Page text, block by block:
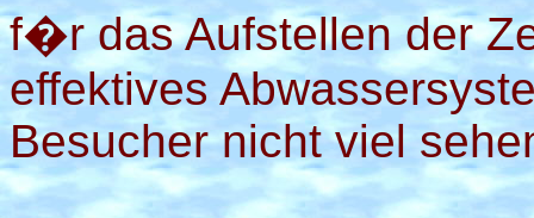
f�r das Aufstellen der
effektives
Besucher nicht viel